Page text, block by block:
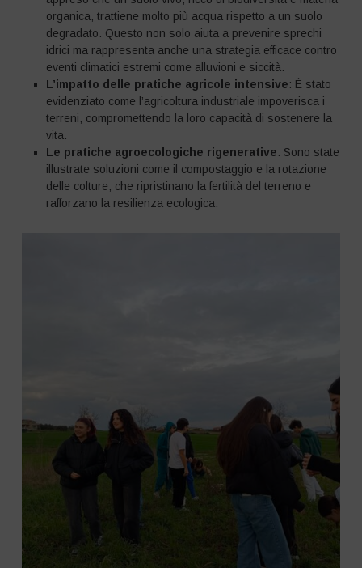
organica, trattiene molto più acqua rispetto a un suolo
degradato. Questo non solo aiuta a prevenire sprechi
idrici ma rappresenta anche una strategia efficace contro
eventi climatici estremi come alluvioni e siccità.
L’impatto delle pratiche agricole intensive: È stato
evidenziato come l’agricoltura industriale impoverisca i
terreni, compromettendo la loro capacità di sostenere la
vita.
Le pratiche agroecologiche rigenerative: Sono state
illustrate soluzioni come il compostaggio e la rotazione
delle colture, che ripristinano la fertilità del terreno e
rafforzano la resilienza ecologica.